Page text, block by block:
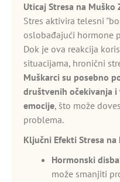
Uticaj Stresa na Muško
Stres aktivira telesni
oslobađajući hormone
Dok je ova reakcija
situacijama, hronični
Muškarci su posebno
društvenih očekivanja
emocije, što može
problema.
Ključni Efekti Stresa na
Hormonski
može smanjiti